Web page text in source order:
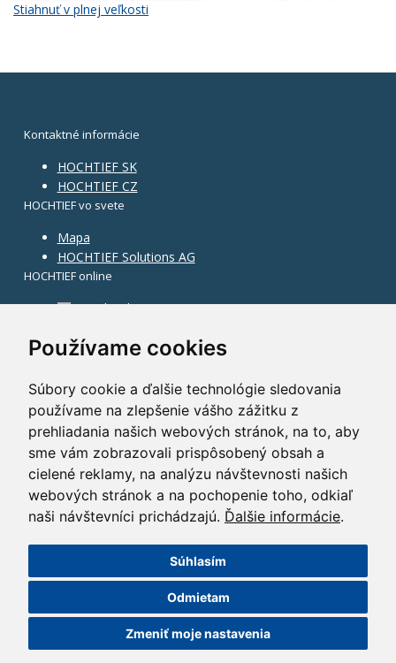
Používame cookies
Súbory cookie a ďalšie technológie sledovania
používame na zlepšenie vášho zážitku z
prehliadania našich webových stránok, na to, aby
sme vám zobrazovali prispôsobený obsah a
cielené reklamy, na analýzu návštevnosti našich
webových stránok a na pochopenie toho, odkiaľ
naši návštevníci prichádzajú. Ďalšie informácie.
Súhlasím
Odmietam
Zmeniť moje nastavenia
Stiahnuť v plnej veľkosti
Kontaktné informácie
HOCHTIEF SK
HOCHTIEF CZ
HOCHTIEF vo svete
Mapa
HOCHTIEF Solutions AG
HOCHTIEF online
Facebook
©2014 HOCHTIEF CZ a. s.
Nastavení cookies| Powered by: